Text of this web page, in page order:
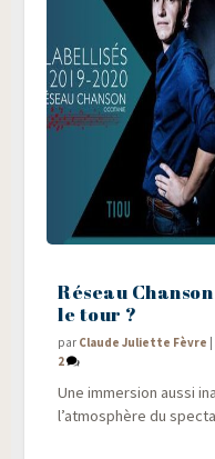
Réseau
le tour ?
par Claude Juliette Fèvre |
2
Une immer­sion aus­si
l’atmosphère du